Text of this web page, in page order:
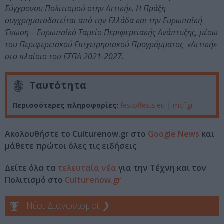
Σύγχρονου Πολιτισμού στην Αττική». Η Πράξη
συγχρηματοδοτείται από την Ελλάδα και την Ευρωπαϊκή
Ένωση – Ευρωπαϊκό Ταμείο Περιφερειακής Ανάπτυξης, μέσω
του Περιφερειακού Επιχειρησιακού Προγράμματος «Αττική»
στο πλαίσιο του ΕΣΠΑ 2021-2027.
Ταυτότητα
Περισσότερες πληροφορίες: festoffests.eu | mcf.gr
Ακολουθήστε το Culturenow.gr στο Google News και
μάθετε πρώτοι όλες τις ειδήσεις
Δείτε όλα τα τελευταία νέα για την Τέχνη και τον
Πολιτισμό στο Culturenow.gr
Νέοι Διαγωνισμοί ❯